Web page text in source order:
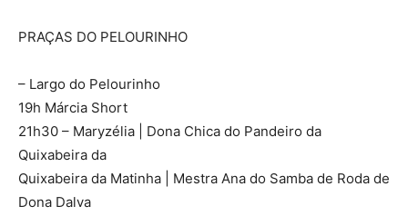
PRAÇAS DO PELOURINHO
– Largo do Pelourinho
19h Márcia Short
21h30 – Maryzélia | Dona Chica do Pandeiro da
Quixabeira da
Quixabeira da Matinha | Mestra Ana do Samba de Roda de
Dona Dalva